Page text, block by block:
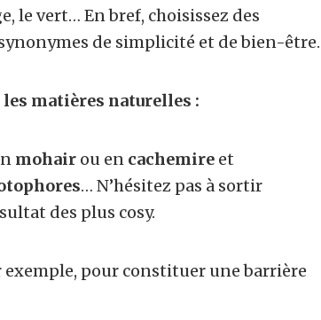
le vert… En bref, choisissez des
de simplicité et de bien-être.
matières naturelles :
mohair ou en cachemire et
… N’hésitez pas à sortir
des plus cosy.
pour constituer une barrière